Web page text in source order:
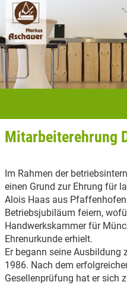
Mitarbeiterehrung
Im Rahmen der
einen Grund zur Ehrung für
Alois Haas aus
Betriebsjubiläum feiern,
Handwerkskammer für
Ehrenurkunde erhielt.
Er begann seine Ausbildung
1986. Nach dem
Gesellenprüfung hat er sich